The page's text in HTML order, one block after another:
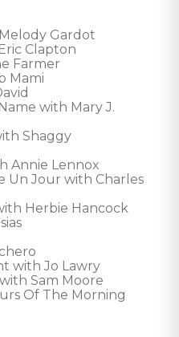
Gardot
Clapton
Farmer
Mami
with Mary J.
Shaggy
Annie Lennox
Un Jour with Charles
Herbie Hancock
with Jo Lawry
Sam Moore
Of The Morning